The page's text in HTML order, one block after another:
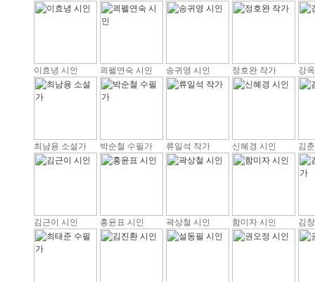
이효녕 시인 쾨펠연숙 시인 송귀영 시인 정호완 작가 강
최남용 소설가 박순철 수필가 류일석 작가 신혜경 시인 김
김근이 시인 홍윤표 시인 곽상철 시인 함미자 시인 김